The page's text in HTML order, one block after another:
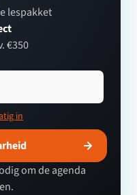
lespakket
€350
in
om de agenda